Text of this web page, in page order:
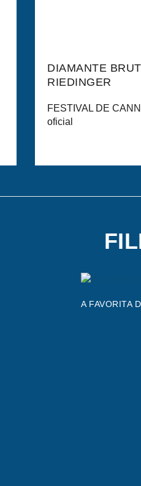
DIAMANTE
RIEDINGER
FESTIVAL DE
oficial
A FAVORITA